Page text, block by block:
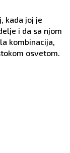
kada joj je
i da sa njom
kombinacija,
osvetom.